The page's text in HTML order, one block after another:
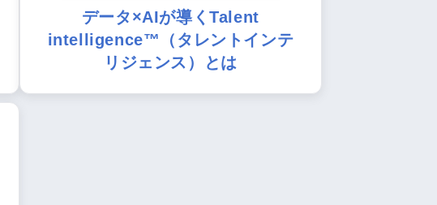
データ×AIが導くTalent
intelligence™（タレントインテ
リジェンス）とは